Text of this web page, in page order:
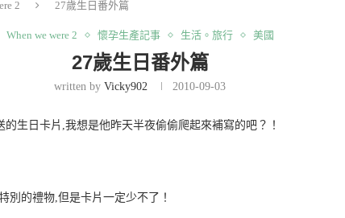
2 27歲生日番外篇
When we were 2 懷孕生產記事 生活。旅行 美國
27歲生日番外篇
written byVicky902 2010-09-03
生日卡片,我想是他昨天半夜偷偷爬起來補寫的吧？！
別的禮物,但是卡片一定少不了！